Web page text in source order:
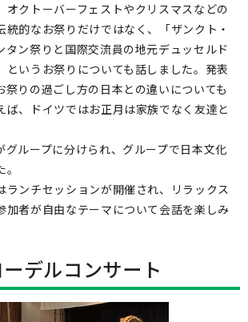
オクトーバーフェストやクリスマスなどの
統的なお祭りだけではなく、「ザンクト・
タン祭りと国際交流員の地元デュッセルド
というお祭りについても話しました。発表
祭りの過ごし方の日本との違いについても
ば、ドイツではお正月は家族でなく友達と
グループに分けられ、グループで日本文化
ランチセッションが開催され、リラックス
加者が自由なテーマについて会話を楽しみ
デルコンサート